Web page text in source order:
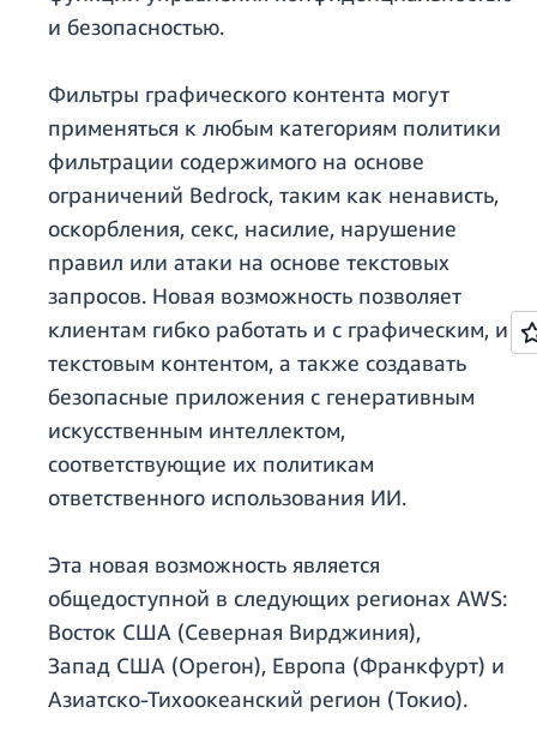
и безопасностью.
Фильтры графического контента могут
применяться к любым категориям политики
фильтрации содержимого на основе
ограничений Bedrock, таким как ненависть,
оскорбления, секс, насилие, нарушение
правил или атаки на основе текстовых
запросов. Новая возможность позволяет
клиентам гибко работать и с графическим, и с
текстовым контентом, а также создавать
безопасные приложения с генеративным
искусственным интеллектом,
соответствующие их политикам
ответственного использования ИИ.
Эта новая возможность является
общедоступной в следующих регионах AWS:
Восток США (Северная Вирджиния),
Запад США (Орегон), Европа (Франкфурт) и
Азиатско-Тихоокеанский регион (Токио).